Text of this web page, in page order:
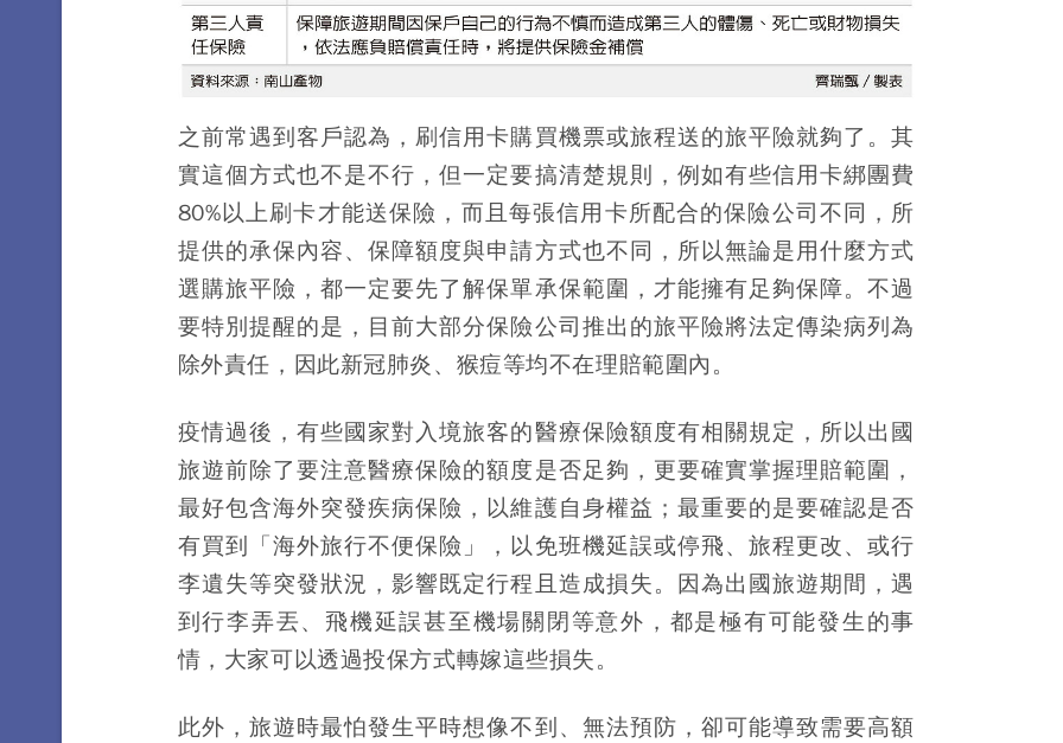
之前常遇到客戶認為，刷信用卡購買機票或旅程送的旅平險就夠了。其
實這個方式也不是不行，但一定要搞清楚規則，例如有些信用卡綁團費
80%以上刷卡才能送保險，而且每張信用卡所配合的保險公司不同，所
提供的承保內容、保障額度與申請方式也不同，所以無論是用什麼方式
選購旅平險，都一定要先了解保單承保範圍，才能擁有足夠保障。不過
要特別提醒的是，目前大部分保險公司推出的旅平險將法定傳染病列為
除外責任，因此新冠肺炎、猴痘等均不在理賠範圍內。
疫情過後，有些國家對入境旅客的醫療保險額度有相關規定，所以出國
旅遊前除了要注意醫療保險的額度是否足夠，更要確實掌握理賠範圍，
最好包含海外突發疾病保險，以維護自身權益；最重要的是要確認是否
有買到「海外旅行不便保險」，以免班機延誤或停飛、旅程更改、或行
李遺失等突發狀況，影響既定行程且造成損失。因為出國旅遊期間，遇
到行李弄丟、飛機延誤甚至機場關閉等意外，都是極有可能發生的事
情，大家可以透過投保方式轉嫁這些損失。
此外，旅遊時最怕發生平時想像不到、無法預防，卻可能導致需要高額